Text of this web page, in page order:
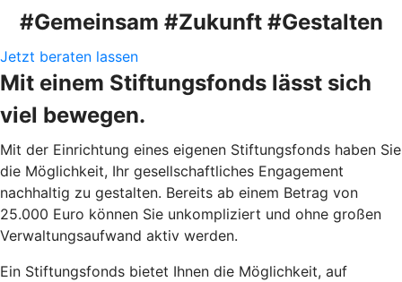
#Gemeinsam #Zukunft #Gestalten
Jetzt beraten lassen
Mit einem Stiftungsfonds lässt sich
viel bewegen.
Mit der Einrichtung eines eigenen Stiftungsfonds haben Sie
die Möglichkeit, Ihr gesellschaftliches Engagement
nachhaltig zu gestalten. Bereits ab einem Betrag von
25.000 Euro können Sie unkompliziert und ohne großen
Verwaltungsaufwand aktiv werden.
Ein Stiftungsfonds bietet Ihnen die Möglichkeit, auf